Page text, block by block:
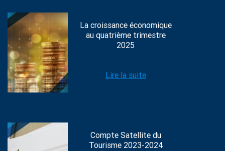
La croissance économique
au quatrième trimestre
2025
Lire la suite
Compte Satellite du
Tourisme 2023-2024